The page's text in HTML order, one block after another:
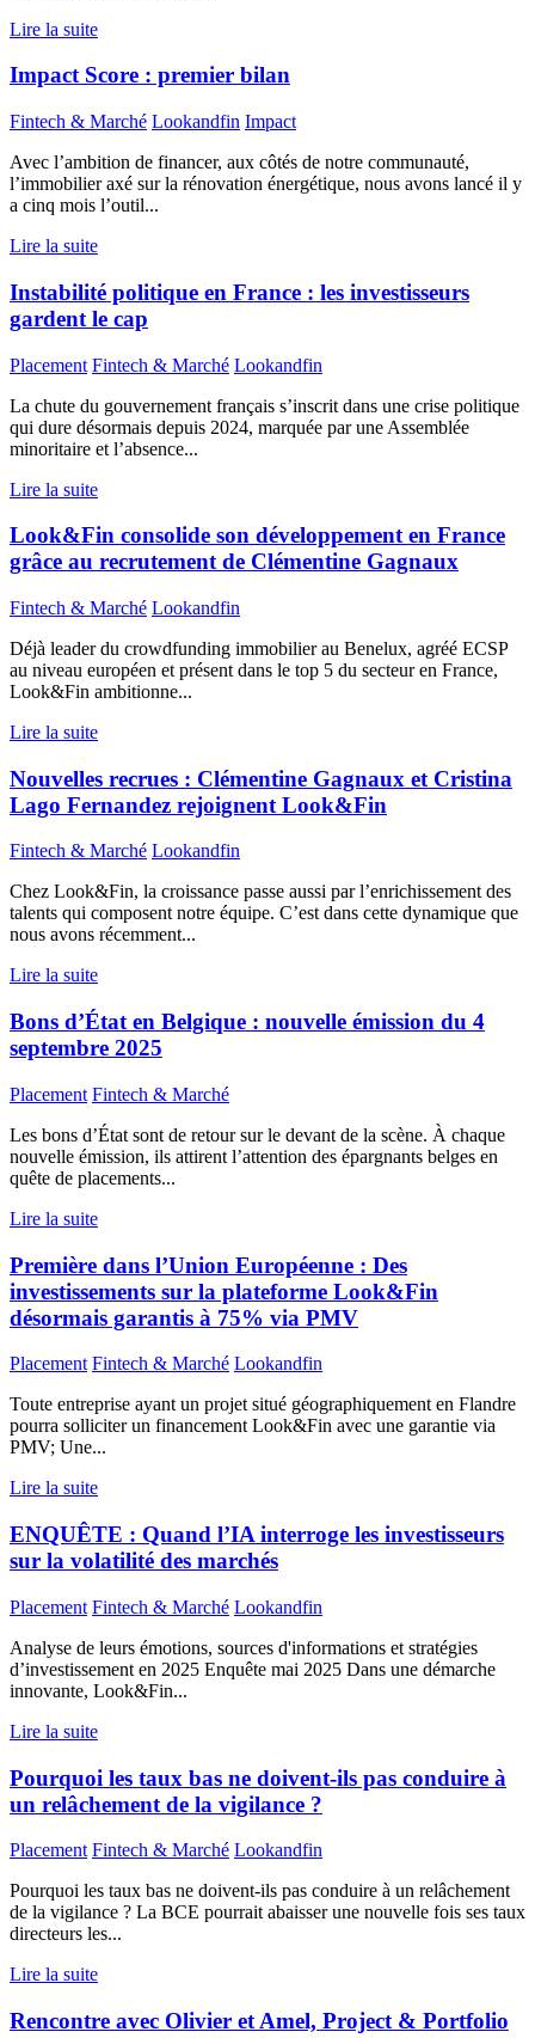
Lire la suite
Impact Score : premier bilan
Fintech & Marché Lookandfin Impact
Avec l’ambition de financer, aux côtés de notre communauté,
l’immobilier axé sur la rénovation énergétique, nous avons lancé il y
a cinq mois l’outil...
Lire la suite
Instabilité politique en France : les investisseurs
gardent le cap
Placement Fintech & Marché Lookandfin
La chute du gouvernement français s’inscrit dans une crise politique
qui dure désormais depuis 2024, marquée par une Assemblée
minoritaire et l’absence...
Lire la suite
Look&Fin consolide son développement en France
grâce au recrutement de Clémentine Gagnaux
Fintech & Marché Lookandfin
Déjà leader du crowdfunding immobilier au Benelux, agréé ECSP
au niveau européen et présent dans le top 5 du secteur en France,
Look&Fin ambitionne...
Lire la suite
Nouvelles recrues : Clémentine Gagnaux et Cristina
Lago Fernandez rejoignent Look&Fin
Fintech & Marché Lookandfin
Chez Look&Fin, la croissance passe aussi par l’enrichissement des
talents qui composent notre équipe. C’est dans cette dynamique que
nous avons récemment...
Lire la suite
Bons d’État en Belgique : nouvelle émission du 4
septembre 2025
Placement Fintech & Marché
Les bons d’État sont de retour sur le devant de la scène. À chaque
nouvelle émission, ils attirent l’attention des épargnants belges en
quête de placements...
Lire la suite
Première dans l’Union Européenne : Des
investissements sur la plateforme Look&Fin
désormais garantis à 75% via PMV
Placement Fintech & Marché Lookandfin
Toute entreprise ayant un projet situé géographiquement en Flandre
pourra solliciter un financement Look&Fin avec une garantie via
PMV; Une...
Lire la suite
ENQUÊTE : Quand l’IA interroge les investisseurs
sur la volatilité des marchés
Placement Fintech & Marché Lookandfin
Analyse de leurs émotions, sources d'informations et stratégies
d’investissement en 2025 Enquête mai 2025 Dans une démarche
innovante, Look&Fin...
Lire la suite
Pourquoi les taux bas ne doivent-ils pas conduire à
un relâchement de la vigilance ?
Placement Fintech & Marché Lookandfin
Pourquoi les taux bas ne doivent-ils pas conduire à un relâchement
de la vigilance ? La BCE pourrait abaisser une nouvelle fois ses taux
directeurs les...
Lire la suite
Rencontre avec Olivier et Amel, Project & Portfolio